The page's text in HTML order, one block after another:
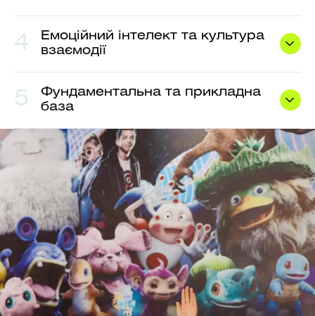
4
Емоційний інтелект та культура
взаємодії
5
Фундаментальна та прикладна
база